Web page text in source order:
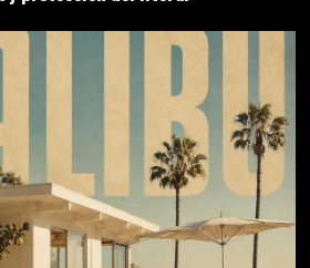
BEAM EN MALIBÚ